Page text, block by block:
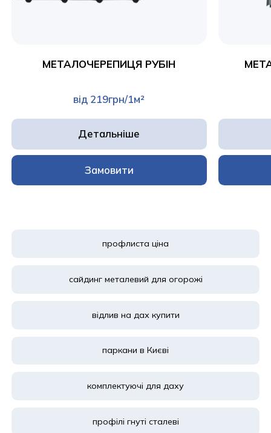
МЕТАЛОЧЕРЕПИЦЯ РУБІН
від 219грн/1м²
Детальніше
Замовити
профлиста ціна
сайдинг металевий для огорожі
відлив на дах купити
паркани в Києві
комплектуючі для даху
профілі гнуті сталеві